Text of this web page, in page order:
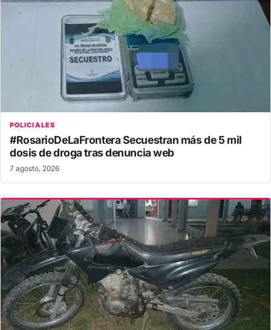
POLICIALES
#RosarioDeLaFrontera Secuestran más de 5 mil
dosis de droga tras denuncia web
7 agosto, 2026